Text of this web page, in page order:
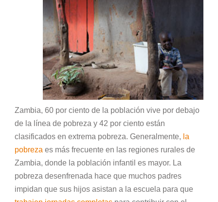
Zambia, 60 por ciento de la población vive por debajo
de la línea de pobreza y 42 por ciento están
clasificados en extrema pobreza. Generalmente, la
pobreza es más frecuente en las regiones rurales de
Zambia, donde la población infantil es mayor. La
pobreza desenfrenada hace que muchos padres
impidan que sus hijos asistan a la escuela para que